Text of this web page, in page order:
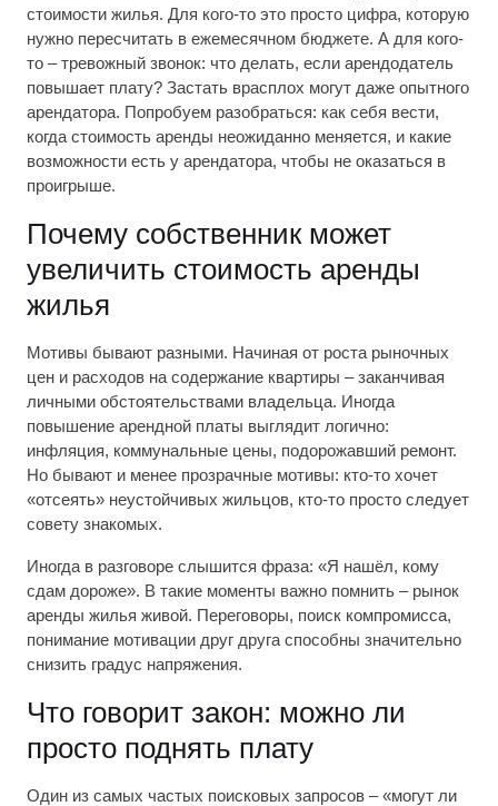
стоимости жилья. Для кого-то это просто цифра, которую
нужно пересчитать в ежемесячном бюджете. А для кого-
то – тревожный звонок: что делать, если арендодатель
повышает плату? Застать врасплох могут даже опытного
арендатора. Попробуем разобраться: как себя вести,
когда стоимость аренды неожиданно меняется, и какие
возможности есть у арендатора, чтобы не оказаться в
проигрыше.
Почему собственник может
увеличить стоимость аренды
жилья
Мотивы бывают разными. Начиная от роста рыночных
цен и расходов на содержание квартиры – заканчивая
личными обстоятельствами владельца. Иногда
повышение арендной платы выглядит логично:
инфляция, коммунальные цены, подорожавший ремонт.
Но бывают и менее прозрачные мотивы: кто-то хочет
«отсеять» неустойчивых жильцов, кто-то просто следует
совету знакомых.
Иногда в разговоре слышится фраза: «Я нашёл, кому
сдам дороже». В такие моменты важно помнить – рынок
аренды жилья живой. Переговоры, поиск компромисса,
понимание мотивации друг друга способны значительно
снизить градус напряжения.
Что говорит закон: можно ли
просто поднять плату
Один из самых частых поисковых запросов – «могут ли